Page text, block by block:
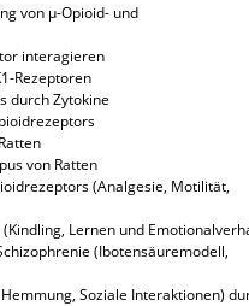
von µ-Opioid- und
interagieren
Rezeptoren
durch Zytokine
von Ratten
(Analgesie, Motilität,
Lernen und
(Ibotensäuremodell,
Soziale Interaktionen)